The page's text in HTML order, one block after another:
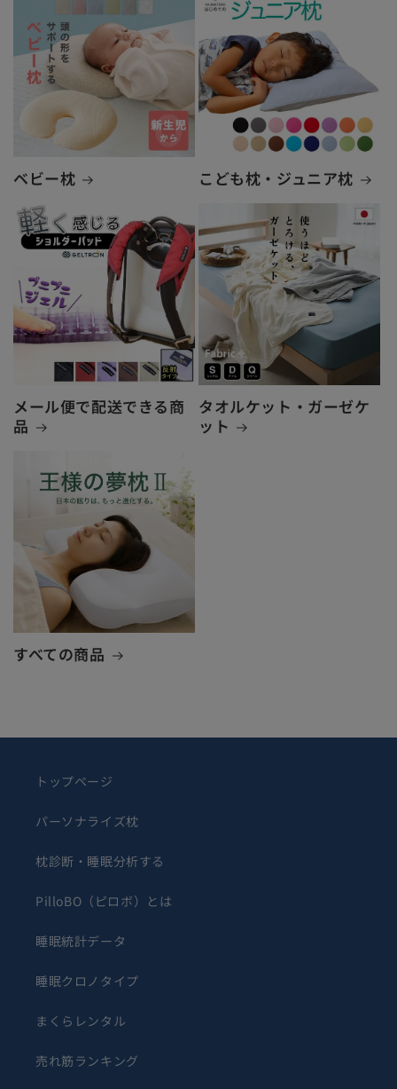
ベビー枕 こども枕・ジュニア枕
メール便で配送できる商
品
タオルケット・ガーゼケ
ット
すべての商品
トップページ
パーソナライズ枕
枕診断・睡眠分析する
PilloBO（ピロボ）とは
睡眠統計データ
睡眠クロノタイプ
まくらレンタル
売れ筋ランキング